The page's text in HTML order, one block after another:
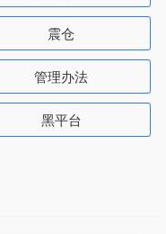
震仓
管理办法
黑平台